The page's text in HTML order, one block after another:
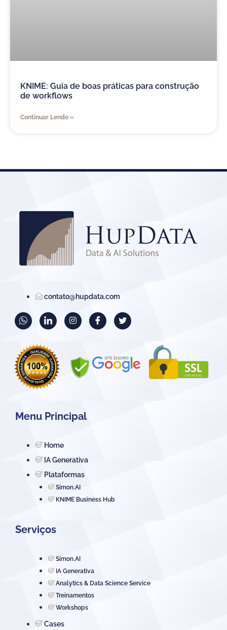
KNIME: Guia de boas práticas para construção
de workflows
Continuar Lendo »
contato@hupdata.com
Menu Principal
Home
IA Generativa
Plataformas
Simon.AI
KNIME Business Hub
Serviços
Simon.AI
IA Generativa
Analytics & Data Science Service
Treinamentos
Workshops
Cases